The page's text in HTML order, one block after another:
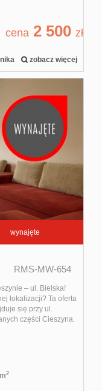
cena 2 500 zł
zobacz więcej
wynajęte
RMS-MW-654
– ul. Bielska!
lokalizacji? Ta oferta
się przy ul.
części Cieszyna.
2